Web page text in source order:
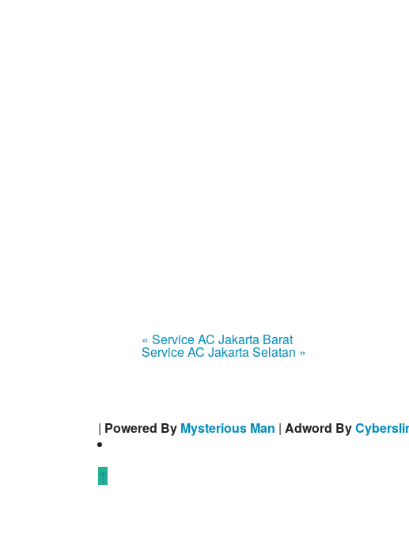
« Service AC Jakarta Barat
Service AC Jakarta Selatan »
| Powered By Mysterious Man | Adword By
↑